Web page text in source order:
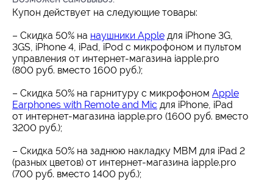
Купон действует на следующие товары:
– Скидка 50% на наушники Apple для iPhone 3G,
3GS, iPhone 4, iPad, iPod с микрофоном и пультом
управления от интернет-магазина iapple.pro
(800 руб. вместо 1600 руб.);
– Скидка 50% на гарнитуру с микрофоном Apple
Earphones with Remote and Mic для iPhone, iPad
от интернет-магазина iapple.pro (1600 руб. вместо
3200 руб.);
– Скидка 50% на заднюю накладку МВМ для iPad 2
(разных цветов) от интернет-магазина iapple.pro
(700 руб. вместо 1400 руб.);